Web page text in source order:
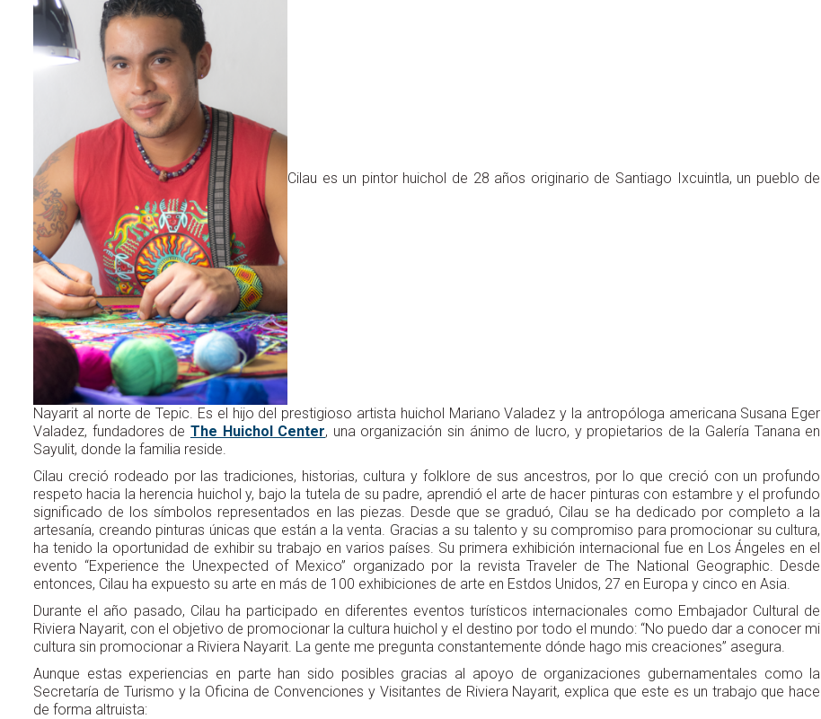
Cilau es un pintor huichol de 28 años originario de Santiago Ixcuintla, un pueblo de
Nayarit al norte de Tepic. Es el hijo del prestigioso artista huichol Mariano Valadez y la antropóloga americana Susana Eger
Valadez, fundadores de The Huichol Center, una organización sin ánimo de lucro, y propietarios de la Galería Tanana en
Sayulit, donde la familia reside.
Cilau creció rodeado por las tradiciones, historias, cultura y folklore de sus ancestros, por lo que creció con un profundo
respeto hacia la herencia huichol y, bajo la tutela de su padre, aprendió el arte de hacer pinturas con estambre y el profundo
significado de los símbolos representados en las piezas. Desde que se graduó, Cilau se ha dedicado por completo a la
artesanía, creando pinturas únicas que están a la venta. Gracias a su talento y su compromiso para promocionar su cultura,
ha tenido la oportunidad de exhibir su trabajo en varios países. Su primera exhibición internacional fue en Los Ángeles en el
evento “Experience the Unexpected of Mexico” organizado por la revista Traveler de The National Geographic. Desde
entonces, Cilau ha expuesto su arte en más de 100 exhibiciones de arte en Estdos Unidos, 27 en Europa y cinco en Asia.
Durante el año pasado, Cilau ha participado en diferentes eventos turísticos internacionales como Embajador Cultural de
Riviera Nayarit, con el objetivo de promocionar la cultura huichol y el destino por todo el mundo: “No puedo dar a conocer mi
cultura sin promocionar a Riviera Nayarit. La gente me pregunta constantemente dónde hago mis creaciones” asegura.
Aunque estas experiencias en parte han sido posibles gracias al apoyo de organizaciones gubernamentales como la
Secretaría de Turismo y la Oficina de Convenciones y Visitantes de Riviera Nayarit, explica que este es un trabajo que hace
de forma altruista: